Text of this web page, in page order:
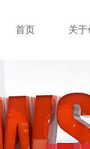
首页 关于